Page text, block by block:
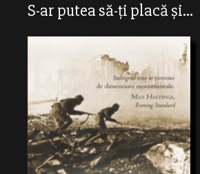
S-ar putea să-ți placă și...